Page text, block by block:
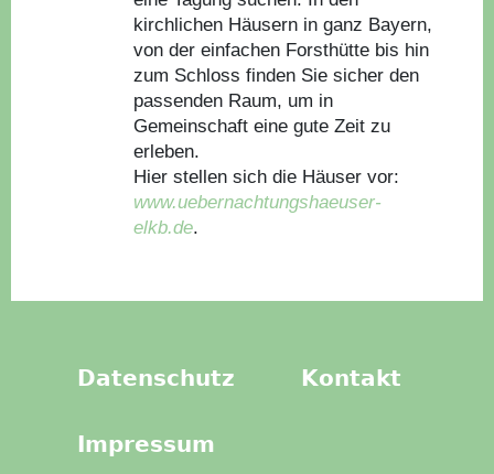
kirchlichen Häusern in ganz Bayern,
von der einfachen Forsthütte bis hin
zum Schloss finden Sie sicher den
passenden Raum, um in
Gemeinschaft eine gute Zeit zu
erleben.
Hier stellen sich die Häuser vor:
www.uebernachtungshaeuser-
elkb.de.
Datenschutz Kontakt
Impressum